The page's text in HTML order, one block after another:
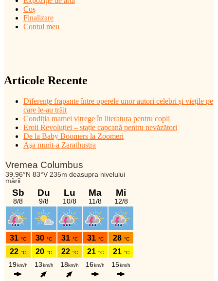
Coș
Finalizare
Contul meu
Articole Recente
Diferențe frapante între operele unor autori celebri și viețile pe
care le-au trăit
Condiția mamei vitrege în literatura pentru copii
Eroii Revoluției – stație capcană pentru nevăzători
De la Baby Boomers la Zoomeri
Aşa murit-a Zarathustra